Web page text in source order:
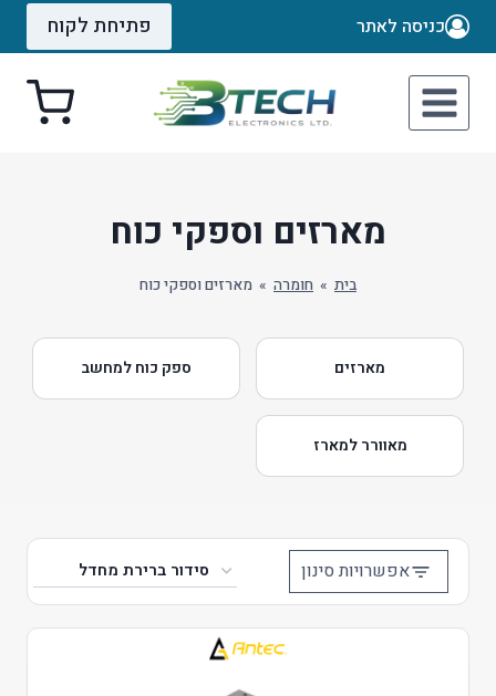
Skip
כניסה לאתר פתיחת לקוח
מארזים וספקי כוח
בית » חומרה » מארזים וספקי כוח
מארזים ספק כוח למחשב
מאוורר למארז
אפשרויות סינון